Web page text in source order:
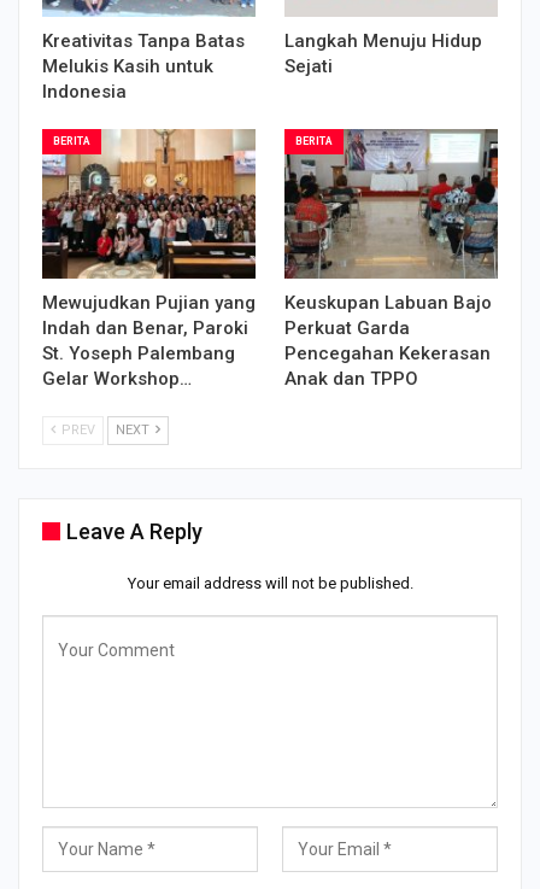
Kreativitas Tanpa Batas
Melukis Kasih untuk
Indonesia
Langkah Menuju Hidup
Sejati
BERITA
Mewujudkan Pujian yang
Indah dan Benar, Paroki
St. Yoseph Palembang
Gelar Workshop…
BERITA
Keuskupan Labuan Bajo
Perkuat Garda
Pencegahan Kekerasan
Anak dan TPPO
PREV NEXT
Leave A Reply
Your email address will not be published.